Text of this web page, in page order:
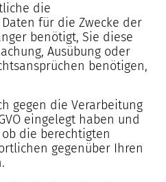
die
für die Zwecke der
benötigt, Sie diese
Ausübung oder
benötigen,
gegen die Verarbeitung
eingelegt haben und
die berechtigten
gegenüber Ihren